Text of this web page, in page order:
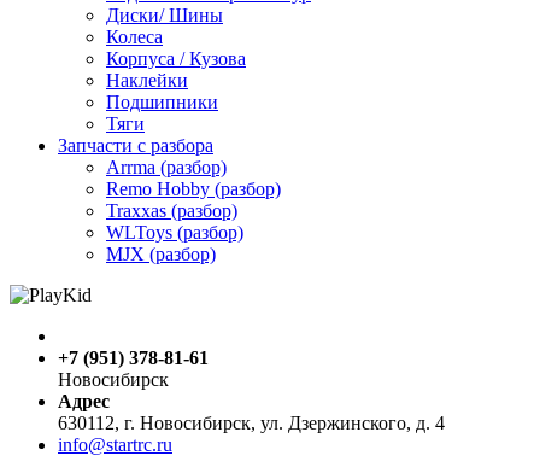
Диски/ Шины
Колеса
Корпуса / Кузова
Наклейки
Подшипники
Тяги
Запчасти с разбора
Arrma (разбор)
Remo Hobby (разбор)
Traxxas (разбор)
WLToys (разбор)
MJX (разбор)
+7 (951) 378-81-61
Новосибирск
Адрес
630112, г. Новосибирск, ул. Дзержинского, д. 4
info@startrc.ru